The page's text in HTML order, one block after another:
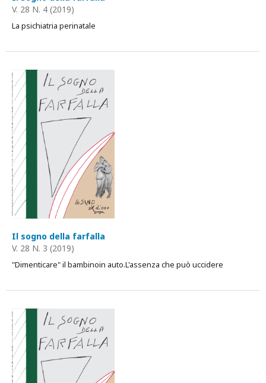
V. 28 N. 4 (2019)
La psichiatria perinatale
Il sogno della farfalla
V. 28 N. 3 (2019)
"Dimenticare" il bambinoin auto.L'assenza che può uccidere